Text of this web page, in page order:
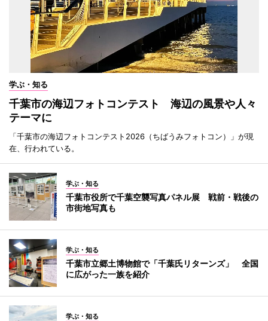
学ぶ・知る
千葉市の海辺フォトコンテスト 海辺の風景や人々
テーマに
「千葉市の海辺フォトコンテスト2026（ちばうみフォトコン）」が現
在、行われている。
学ぶ・知る
千葉市役所で千葉空襲写真パネル展 戦前・戦後の
市街地写真も
学ぶ・知る
千葉市立郷土博物館で「千葉氏リターンズ」 全国
に広がった一族を紹介
学ぶ・知る